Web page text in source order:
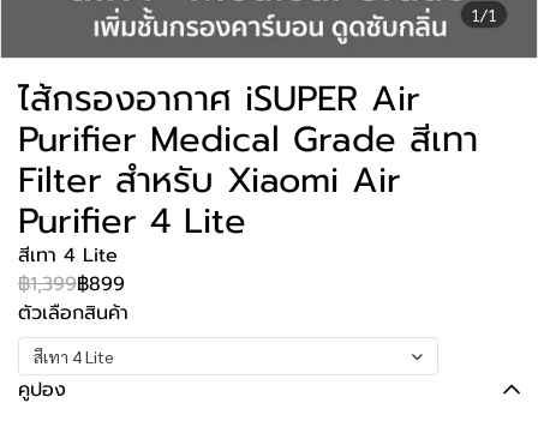
1/1
ไส้กรองอากาศ iSUPER Air
Purifier Medical Grade สีเทา
Filter สำหรับ Xiaomi Air
Purifier 4 Lite
สีเทา 4 Lite
฿1,399฿899
ตัวเลือกสินค้า
สีเทา 4 Lite
คูปอง